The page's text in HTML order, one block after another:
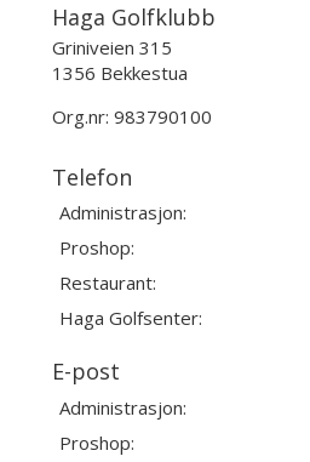
Haga Golfklubb
Griniveien 315
1356 Bekkestua
Org.nr: 983790100
Telefon
Administrasjon:
Proshop:
Restaurant:
Haga Golfsenter:
E-post
Administrasjon:
Proshop: